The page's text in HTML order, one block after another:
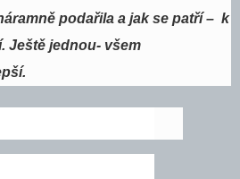
podařila a jak se patří – k
Ještě jednou- všem